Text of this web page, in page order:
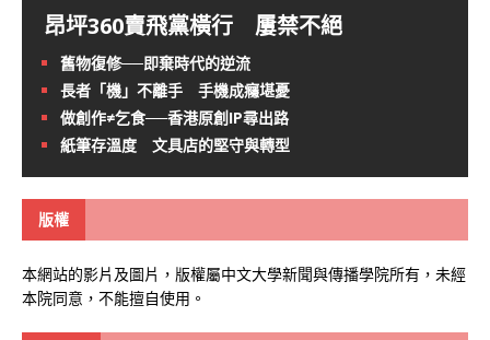
昂坪360賣飛黨橫行 屢禁不絕
舊物復修──即棄時代的逆流
長者「機」不離手 手機成癮堪憂
做創作≠乞食──香港原創IP尋出路
紙筆存溫度 文具店的堅守與轉型
版權
本網站的影片及圖片，版權屬中文大學新聞與傳播學院所有，未經
本院同意，不能擅自使用。